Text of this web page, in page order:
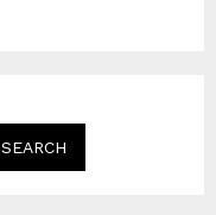
SEARCH